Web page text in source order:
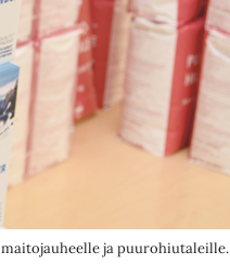
ja puurohiutaleille.